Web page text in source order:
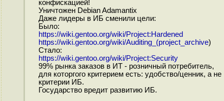
конфискацией!
Уничтожен Debian Adamantix
Даже лидеры в ИБ сменили цели:
Было:
https://wiki.gentoo.org/wiki/Project:Hardened
https://wiki.gentoo.org/wiki/Auditing_(project_archive)
Стало:
https://wiki.gentoo.org/wiki/Project:Security
99% рынка заказов в ИТ - розничный потребитель,
для которгого критерием есть: удобство/ценник, а не
критерии ИБ.
Государство вредит развитию ИБ.